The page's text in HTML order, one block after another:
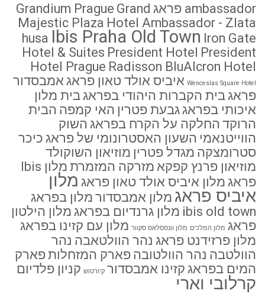
ambassador פראג Grandium Prague Grand
Majestic Plaza Hotel Ambassador - Zlata
husa Ibis Praha Old Town Iron Gate
Hotel & Suites President Hotel President
Hotel Prague Radisson BluAlcron Hotel
Wenceslas Square Hotel איביס אולד טאון פראג אמבסדור
פראג בית הקברות היהודי בפראג בית מלון
איכותי בפראג גבעת פטרין האי קמפה הבית
הרוקד החלקה על הקרח בפראג השוק
הווייטנאמי השעון האסטרונומי של פראג כיכר
סטרומצקה מגדל פטרין מוזיאון השוקולד
מוזיאון פרנץ קפקא מזרקה המזמרת
מלון Ibis
פראג מלון איביס אולד טאון פראג מלון
איביס פראג מלון אמבסדור מלון בפראג
ibis old town מלון גרנדיום בפראג מלון הילטון
פראג מלון המלכים מלון וונססלאס סקוור מלון עם קזינו בפראג
מלון פרזידנט פראג נהר הוולטאבה נהר
הוולטבה נהר הוולטובה פארק המזחלותפארק
המים בפראג קזינו אמבסדור קיורטוש קניון פלדיום
קרלובי וארי